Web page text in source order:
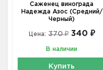
Саженец винограда
Надежда Азос (Средний/
Черный)
Цена: 370 ₽ 340 ₽
В наличии
Купить